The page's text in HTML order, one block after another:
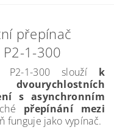
přepínač
1-300
P2-1-300 slouží k
s asynchronním
přepínání mezi
funguje jako vypínač.